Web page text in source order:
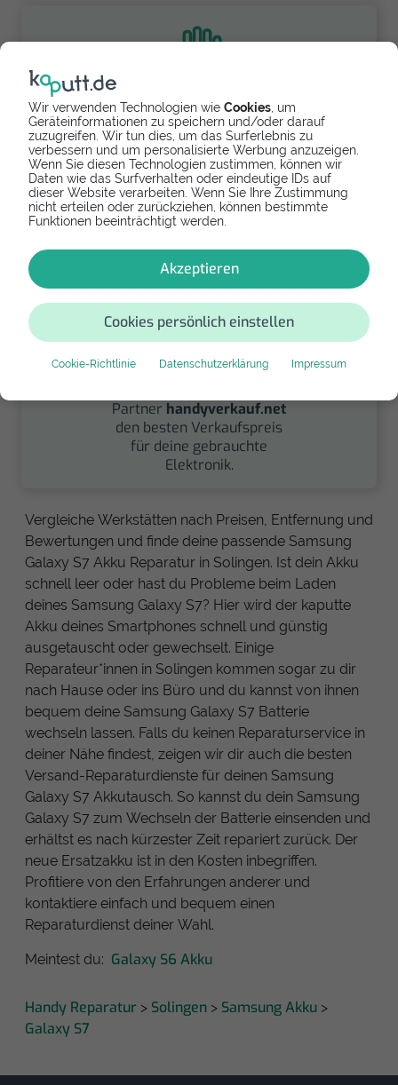
Wir verwenden Technologien wie Cookies , um
Geräteinformationen zu speichern und/oder darauf
zuzugreifen. Wir tun dies, um das Surferlebnis zu
verbessern und um personalisierte Werbung anzuzeigen.
Wenn Sie diesen Technologien zustimmen, können wir
Daten wie das Surfverhalten oder eindeutige IDs auf
dieser Website verarbeiten. Wenn Sie Ihre Zustimmung
nicht erteilen oder zurückziehen, können bestimmte
Funktionen beeinträchtigt werden.
Akzeptieren
Cookies persönlich einstellen
Cookie-Richtlinie Datenschutzerklärung Impressum
Spenden
Spende Dein Gerät über
handysfuerdieumwelt.de
für einen guten Zweck.
Verkaufen
Partner handyverkauf.net
den besten Verkaufspreis
für deine gebrauchte
Elektronik.
Vergleiche Werkstätten nach Preisen, Entfernung und
Bewertungen und finde deine passende Samsung
Galaxy S7 Akku Reparatur in Solingen. Ist dein Akku
schnell leer oder hast du Probleme beim Laden
deines Samsung Galaxy S7? Hier wird der kaputte
Akku deines Smartphones schnell und günstig
ausgetauscht oder gewechselt. Einige
Reparateur*innen in Solingen kommen sogar zu dir
nach Hause oder ins Büro und du kannst von ihnen
bequem deine Samsung Galaxy S7 Batterie
wechseln lassen. Falls du keinen Reparaturservice in
deiner Nähe findest, zeigen wir dir auch die besten
Versand-Reparaturdienste für deinen Samsung
Galaxy S7 Akkutausch. So kannst du dein Samsung
Galaxy S7 zum Wechseln der Batterie einsenden und
erhältst es nach kürzester Zeit repariert zurück. Der
neue Ersatzakku ist in den Kosten inbegriffen.
Profitiere von den Erfahrungen anderer und
kontaktiere einfach und bequem einen
Reparaturdienst deiner Wahl.
Meintest du: Galaxy S6 Akku
Handy Reparatur > Solingen > Samsung Akku >
Galaxy S7